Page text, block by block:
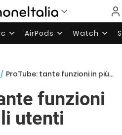
AirPods Watch
/ ProTube: tante funzioni in più per gli utenti YouTube
funzioni
utenti